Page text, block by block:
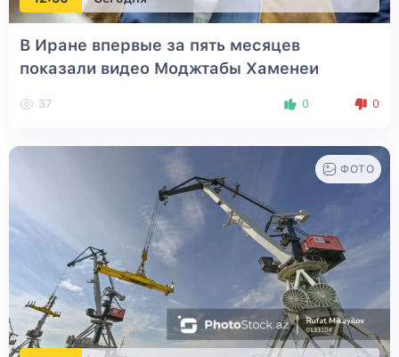
В Иране впервые за пять месяцев
показали видео Моджтабы Хаменеи
37 0 0
ФОТО